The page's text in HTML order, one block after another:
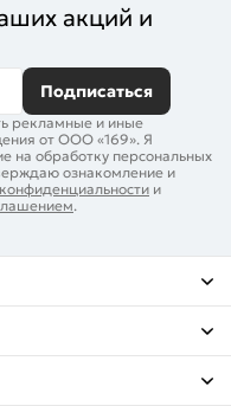
акций и
Подписаться
рекламные и иные
от ООО «169». Я
на обработку персональных
ознакомление и
и
.